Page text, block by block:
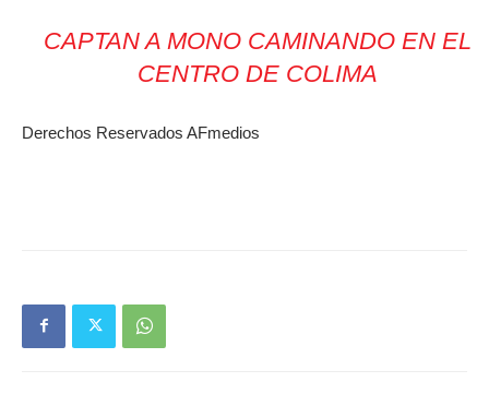
CAPTAN A MONO CAMINANDO EN EL
CENTRO DE COLIMA
Derechos Reservados AFmedios